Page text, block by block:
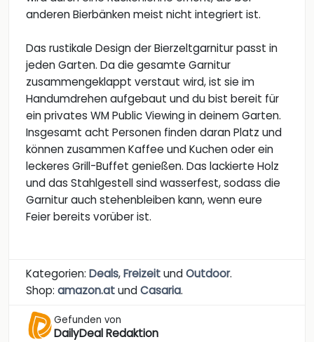
anderen Bierbänken meist nicht integriert ist.
Das rustikale Design der Bierzeltgarnitur passt in
jeden Garten. Da die gesamte Garnitur
zusammengeklappt verstaut wird, ist sie im
Handumdrehen aufgebaut und du bist bereit für
ein privates WM Public Viewing in deinem Garten.
Insgesamt acht Personen finden daran Platz und
können zusammen Kaffee und Kuchen oder ein
leckeres Grill-Buffet genießen. Das lackierte Holz
und das Stahlgestell sind wasserfest, sodass die
Garnitur auch stehenbleiben kann, wenn eure
Feier bereits vorüber ist.
Kategorien: Deals,FreizeitundOutdoor.
Shop: amazon.atundCasaria.
Gefunden von
DailyDeal Redaktion